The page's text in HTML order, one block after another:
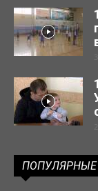
ПОПУЛЯРНЫЕ